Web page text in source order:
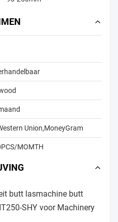
Union,MoneyGram
MOMTH
butt lasmachine butt
SHY voor Machinery